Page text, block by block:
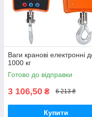
Ваги кранові електронні
1000 кг
Готово до відправки
3 106,50 ₴ 6 213 ₴
Купити